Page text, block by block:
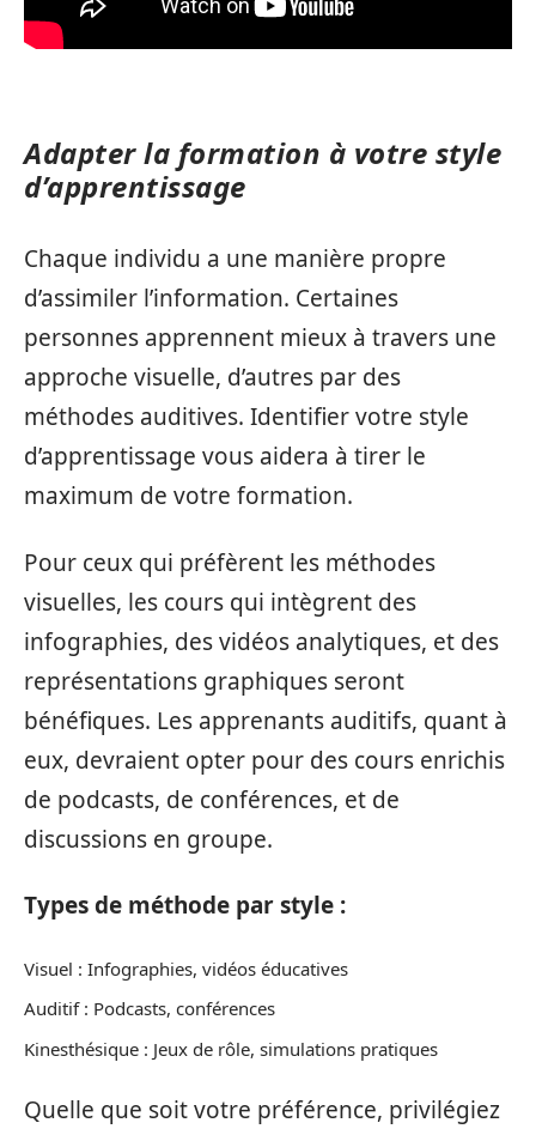
Adapter la formation à votre style
d’apprentissage
Chaque individu a une manière propre
d’assimiler l’information. Certaines
personnes apprennent mieux à travers une
approche visuelle, d’autres par des
méthodes auditives. Identifier votre style
d’apprentissage vous aidera à tirer le
maximum de votre formation.
Pour ceux qui préfèrent les méthodes
visuelles, les cours qui intègrent des
infographies, des vidéos analytiques, et des
représentations graphiques seront
bénéfiques. Les apprenants auditifs, quant à
eux, devraient opter pour des cours enrichis
de podcasts, de conférences, et de
discussions en groupe.
Types de méthode par style :
Visuel : Infographies, vidéos éducatives
Auditif : Podcasts, conférences
Kinesthésique : Jeux de rôle, simulations pratiques
Quelle que soit votre préférence, privilégiez